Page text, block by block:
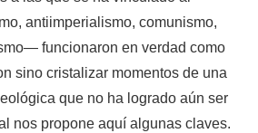
antiimperialismo, comunismo,
funcionaron en verdad como
sino cristalizar momentos de una
que no ha logrado aún ser
nos propone aquí algunas claves.